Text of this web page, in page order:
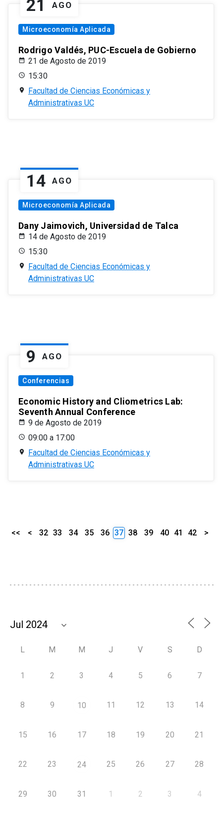
21 AGO
Microeconomía Aplicada
Rodrigo Valdés, PUC-Escuela de Gobierno
21 de Agosto de 2019
15:30
Facultad de Ciencias Económicas y
Administrativas UC
14 AGO
Microeconomía Aplicada
Dany Jaimovich, Universidad de Talca
14 de Agosto de 2019
15:30
Facultad de Ciencias Económicas y
Administrativas UC
9 AGO
Conferencias
Economic History and Cliometrics Lab:
Seventh Annual Conference
9 de Agosto de 2019
09:00 a 17:00
Facultad de Ciencias Económicas y
Administrativas UC
<< < 32 33 34 35 36 37 38 39 40 41 42 >
L M M J V S D
1 2 3 4 5 6 7
8 9 10 11 12 13 14
15 16 17 18 19 20 21
22 23 24 25 26 27 28
29 30 31 1 2 3 4